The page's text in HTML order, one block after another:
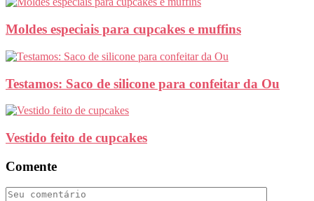
Moldes especiais para cupcakes e muffins
Testamos: Saco de silicone para confeitar da Ou
Vestido feito de cupcakes
Comente